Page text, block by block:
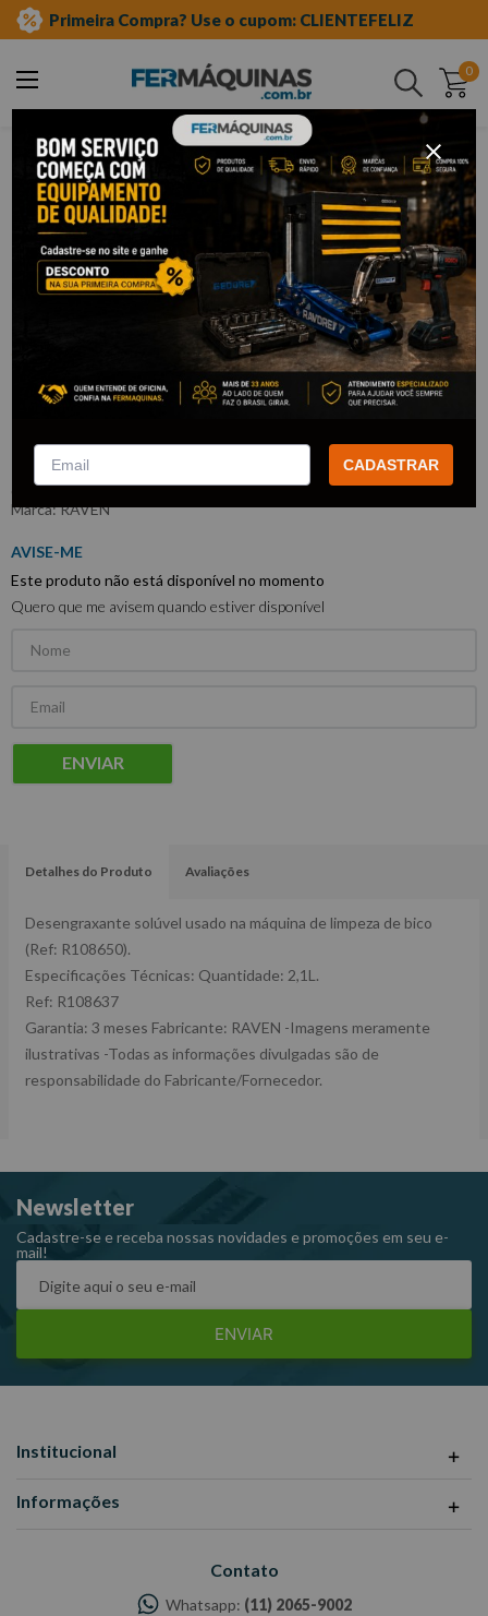
Primeira Compra? Use o cupom: CLIENTEFELIZ
0
Buscar
aditivos e lubrificantes
aditivos para limpeza de bicos
Desengraxante Solúvel para Máquina
de Limpeza de Bico 2L – R108637
RAVEN
:R108637
RAVEN
Este produto não está disponível no momento
Quero que me avisem quando estiver disponível
ENVIAR
Detalhes do Produto Avaliações
Desengraxante solúvel usado na máquina de limpeza de bico
(Ref: R108650).
Especificações Técnicas: Quantidade: 2,1L.
Ref: R108637
Garantia: 3 meses Fabricante: RAVEN -Imagens meramente
ilustrativas -Todas as informações divulgadas são de
responsabilidade do Fabricante/Fornecedor.
Newsletter
Cadastre-se e receba nossas novidades e promoções em seu e-
mail!
ENVIAR
Institucional
Informações
Contato
Whatsapp: (11) 2065-9002
CADASTRAR